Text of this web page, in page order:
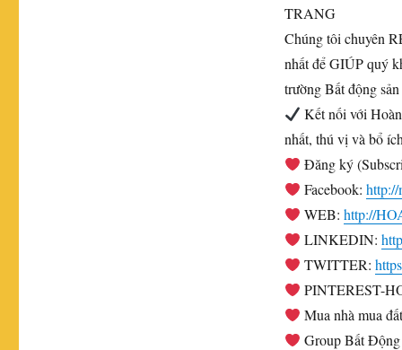
TRANG
Chúng tôi chuyên
nhất để GIÚP quý
trường Bất động
Kết nối với
nhất, thú vị và bổ
Đăng ký
Facebook:
WEB:http://
LINKEDIN:
TWITTER:
PINTEREST-
Mua nhà mua
Group Bất